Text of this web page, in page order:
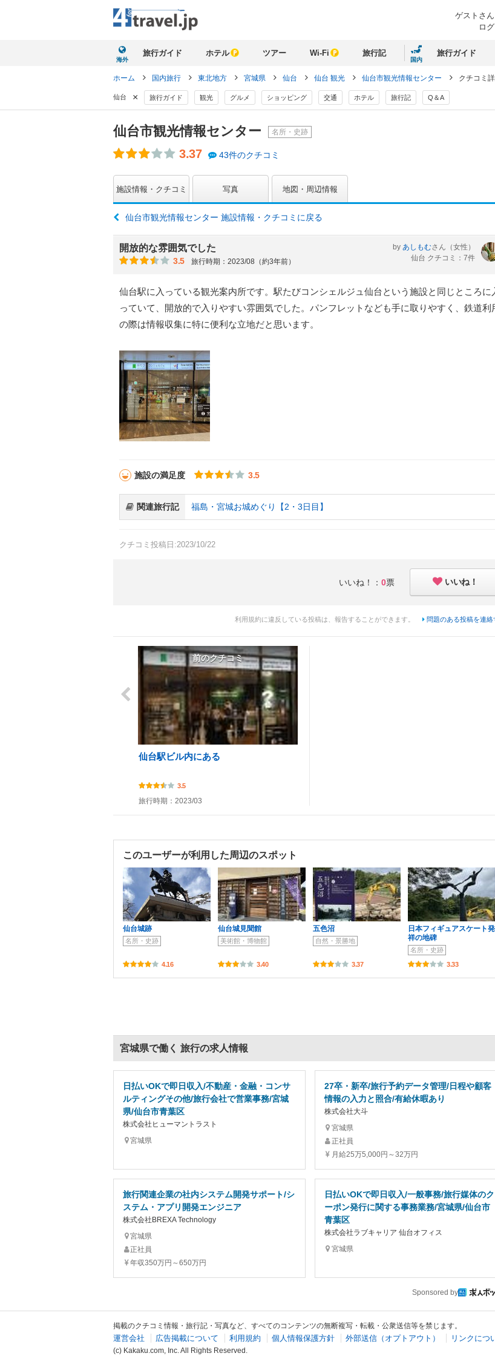
ゲストさん
ロ
海外
旅行ガイド ホテル ツアー Wi-Fi 旅行記
国内
旅行ガイド
ホーム 国内旅行 東北地方 宮城県 仙台 仙台 観光 仙台市観光情報センター クチコミ
仙台 × 旅行ガイド 観光 グルメ ショッピング 交通 ホテル 旅行記 Q＆A
仙台市観光情報センター 名所・史跡
3.37 43件のクチコミ
施設情報・クチコミ 写真 地図・周辺情報
仙台市観光情報センター 施設情報・クチコミに戻る
開放的な雰囲気でした
3.5 旅行時期：2023/08（約3年前）
by あしもむさん （女性）
仙台 クチコミ：7件
仙台駅に入っている観光案内所です。駅たびコンシェルジュ仙台という施設と同じところに
っていて、開放的で入りやすい雰囲気でした。パンフレットなども手に取りやすく、鉄道利
の際は情報収集に特に便利な立地だと思います。
施設の満足度 3.5
関連旅行記 福島・宮城お城めぐり【2・3日目】
クチコミ投稿日:2023/10/22
いいね！： 0票 いいね！
利用規約に違反している投稿は、報告することができます。 問題のある投稿を連絡
前のクチコミ
仙台駅ビル内にある
3.5
旅行時期：2023/03
このユーザーが利用した周辺のスポット
仙台城跡
名所・史跡
4.16
仙台城見聞館
美術館・博物館
3.40
五色沼
自然・景勝地
3.37
日本フィギュアスケート発
祥の地碑
名所・史跡
3.33
宮城県で働く 旅行の求人情報
日払いOKで即日収入/不動産・金融・コンサ
ルティングその他/旅行会社で営業事務/宮城
県/仙台市青葉区
株式会社ヒューマントラスト
宮城県
27卒・新卒/旅行予約データ管理/日程や顧客
情報の入力と照合/有給休暇あり
株式会社大斗
宮城県
正社員
月給25万5,000円～32万円
旅行関連企業の社内システム開発サポート/シ
ステム・アプリ開発エンジニア
株式会社BREXA Technology
宮城県
正社員
年収350万円～650万円
日払いOKで即日収入/一般事務/旅行媒体のク
ーポン発行に関する事務業務/宮城県/仙台市
青葉区
株式会社ラブキャリア 仙台オフィス
宮城県
Sponsored by
掲載のクチコミ情報・旅行記・写真など、すべてのコンテンツの無断複写・転載・公衆送信等を禁じます。
運営会社 広告掲載について 利用規約 個人情報保護方針 外部送信（オプトアウト） リンクにつ
(c) Kakaku.com, Inc. All Rights Reserved.